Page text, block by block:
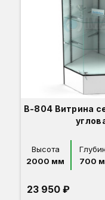
В-804 Витрина
Высота
2000 мм
700
23 950 ₽